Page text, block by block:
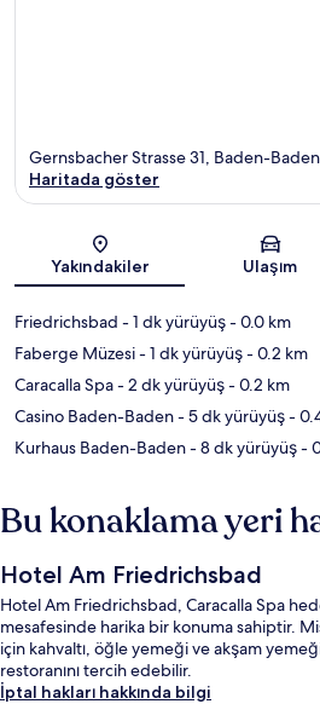
Harita
Gernsbacher Strasse 31, Baden-
Haritada göster
Yakındakiler Ulaşım
Friedrichsbad - 1 dk yürüyüş- 0.0 km
Faberge Müzesi- 1 dk yürüyüş- 0.2 km
Caracalla Spa- 2 dk yürüyüş- 0.2 km
Casino Baden-Baden- 5 dk yürüyüş-
Kurhaus Baden-Baden- 8 dk yürüyüş-
Bu konaklama yeri
Hotel Am Friedrichsbad
Hotel Am Friedrichsbad, Caracalla Spa
mesafesinde harika bir konuma sahiptir.
için kahvaltı, öğle yemeği ve akşam
restoranını tercih edebilir.
İptal hakları hakkında bilgi